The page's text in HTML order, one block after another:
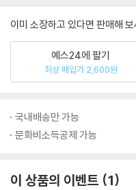
이미 소장하고 있다면 판매해 보
예스24에 팔기
최상 매입가 2,600원
국내배송만 가능
문화비소득공제 가능
이 상품의 이벤트 1